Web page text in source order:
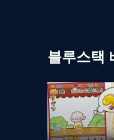
블루스택